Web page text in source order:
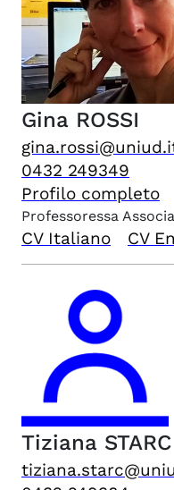
Gina ROSSI
0432 249349
Profilo completo
Professoressa
CV Italiano CV
Tiziana STARC